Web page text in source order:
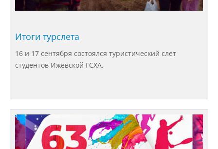
Образование
Руководство
Педагогический состав
обеспечение и оснащенность
образовательного процесса
Итоги турслета
16 и 17 сентября состоялся туристический слет
студентов Ижевской ГСХА.